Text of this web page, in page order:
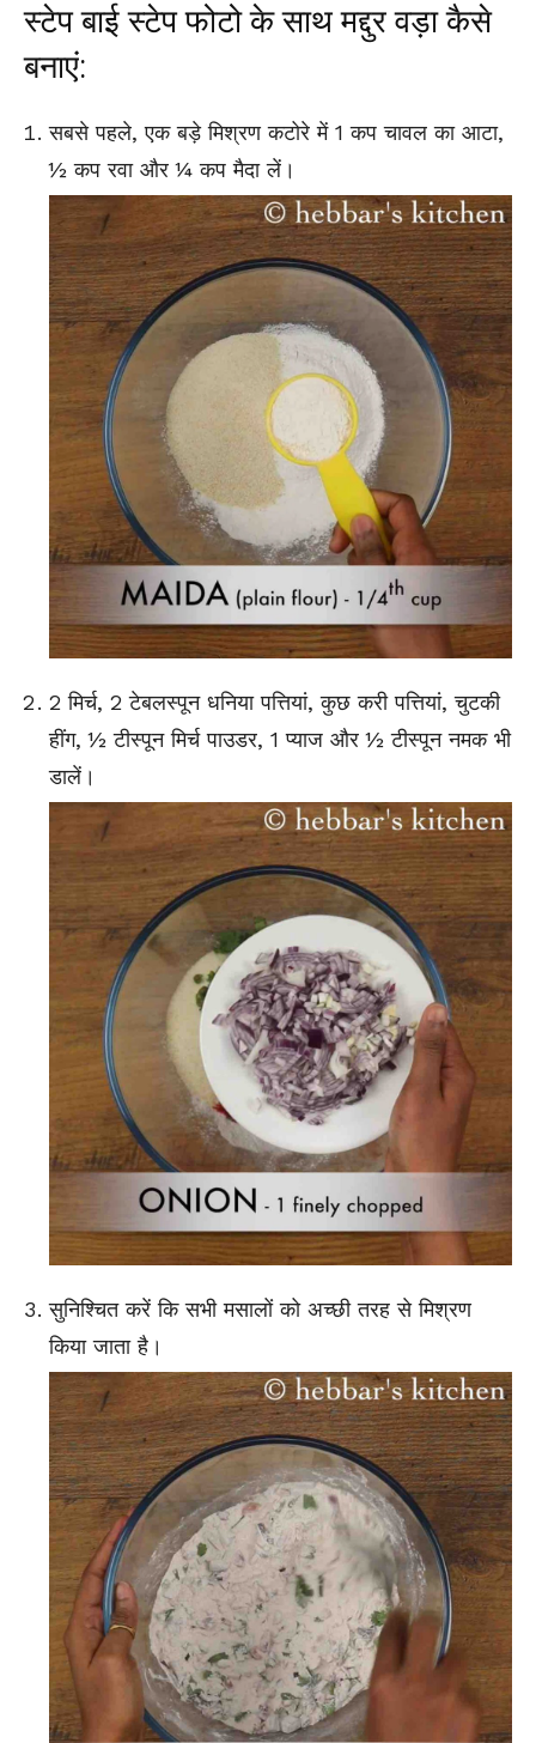
स्टेप बाई स्टेप फोटो के साथ मद्दुर वड़ा कैसे
बनाएं:
सबसे पहले, एक बड़े मिश्रण कटोरे में 1 कप चावल का आटा,
½ कप रवा और ¼ कप मैदा लें।
2 मिर्च, 2 टेबलस्पून धनिया पत्तियां, कुछ करी पत्तियां, चुटकी
हींग, ½ टीस्पून मिर्च पाउडर, 1 प्याज और ½ टीस्पून नमक भी
डालें।
सुनिश्चित करें कि सभी मसालों को अच्छी तरह से मिश्रण
किया जाता है।